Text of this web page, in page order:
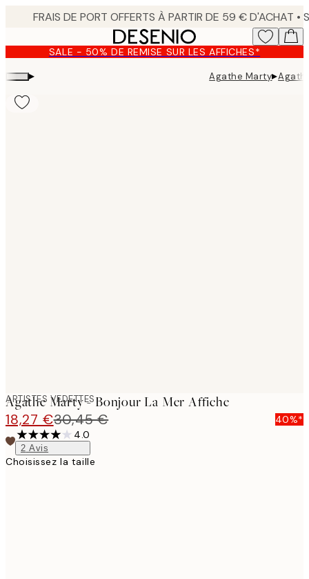
content.SALE - 50% DE REMISE SUR LES AFFICHES*
▸ Agathe Marty▸
ARTISTES VEDETTES
Agathe Marty - Bonjour La Mer Affiche
18,27 €30,45 €
40%*
4.0
2 Avis
Choisissez la taille